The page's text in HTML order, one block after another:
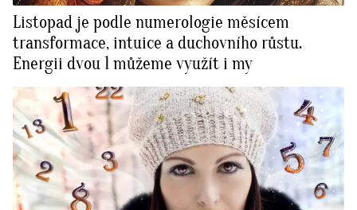
Listopad je podle numerologie měsícem
transformace, intuice a duchovního růstu.
Energii dvou 1 můžeme využít i my